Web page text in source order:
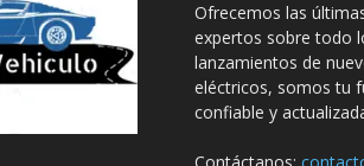
Ofrecemos las
expertos sobre todo
lanzamientos de
eléctricos, somos tu
confiable y